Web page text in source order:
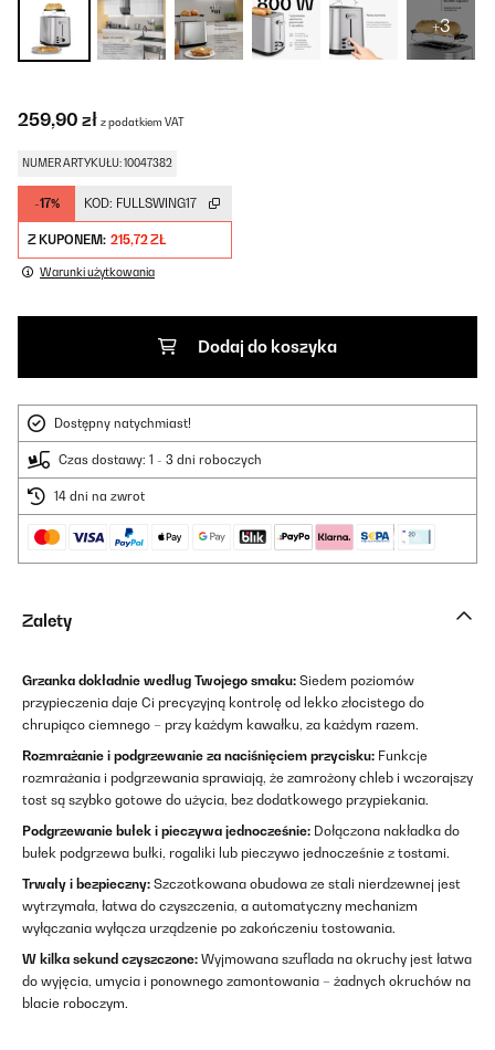
+3
259,90 zł z podatkiem VAT
NUMER ARTYKUŁU: 10047382
-17% KOD: FULLSWING17
Z KUPONEM: 215,72 ZŁ
Warunki użytkowania
Dodaj do koszyka
Dostępny natychmiast!
Czas dostawy: 1 - 3 dni roboczych
14 dni na zwrot
Zalety
Grzanka dokładnie według Twojego smaku: Siedem poziomów
przypieczenia daje Ci precyzyjną kontrolę od lekko złocistego do
chrupiąco ciemnego – przy każdym kawałku, za każdym razem.
Rozmrażanie i podgrzewanie za naciśnięciem przycisku: Funkcje
rozmrażania i podgrzewania sprawiają, że zamrożony chleb i wczorajszy
tost są szybko gotowe do użycia, bez dodatkowego przypiekania.
Podgrzewanie bułek i pieczywa jednocześnie: Dołączona nakładka do
bułek podgrzewa bułki, rogaliki lub pieczywo jednocześnie z tostami.
Trwały i bezpieczny: Szczotkowana obudowa ze stali nierdzewnej jest
wytrzymała, łatwa do czyszczenia, a automatyczny mechanizm
wyłączania wyłącza urządzenie po zakończeniu tostowania.
W kilka sekund czyszczone: Wyjmowana szuflada na okruchy jest łatwa
do wyjęcia, umycia i ponownego zamontowania – żadnych okruchów na
blacie roboczym.